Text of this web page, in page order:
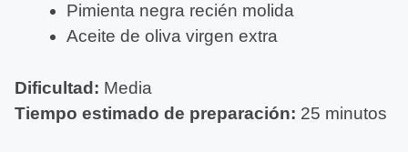
Pimienta negra recién molida
Aceite de oliva virgen extra
Dificultad: Media
Tiempo estimado de preparación: 25 minutos